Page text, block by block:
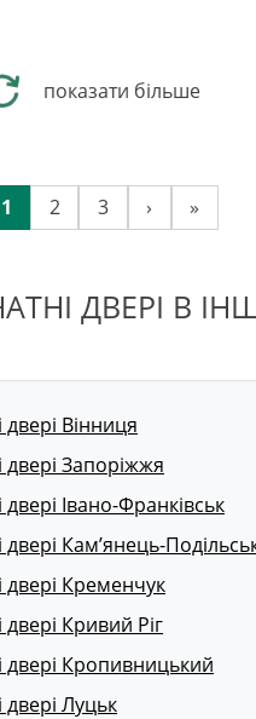
показати більше
1 2 3 › »
ДВЕРІ В
двері Вінниця
двері Запоріжжя
двері Івано-Франківськ
двері Кам’янець-
двері Кременчук
двері Кривий Ріг
двері Кропивницький
двері Луцьк